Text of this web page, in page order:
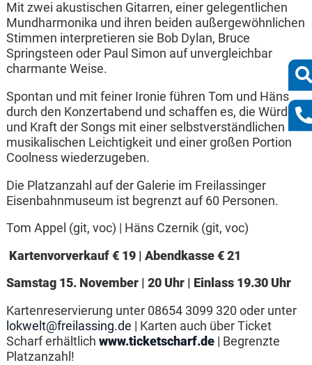
Mit zwei akustischen Gitarren, einer gelegentlichen
Mundharmonika und ihren beiden außergewöhnlichen
Stimmen interpretieren sie Bob Dylan, Bruce
Springsteen oder Paul Simon auf unvergleichbar
charmante Weise.
Spontan und mit feiner Ironie führen Tom und Häns
durch den Konzertabend und schaffen es, die Würde
und Kraft der Songs mit einer selbstverständlichen
musikalischen Leichtigkeit und einer großen Portion
Coolness wiederzugeben.
Die Platzanzahl auf der Galerie im Freilassinger
Eisenbahnmuseum ist begrenzt auf 60 Personen.
Tom Appel (git, voc) | Häns Czernik (git, voc)
Kartenvorverkauf € 19 | Abendkasse € 21
Samstag 15. November | 20 Uhr | Einlass 19.30 Uhr
Kartenreservierung unter 08654 3099 320 oder unter
lokwelt@freilassing.de | Karten auch über Ticket
Scharf erhältlich www.ticketscharf.de| Begrenzte
Platzanzahl!